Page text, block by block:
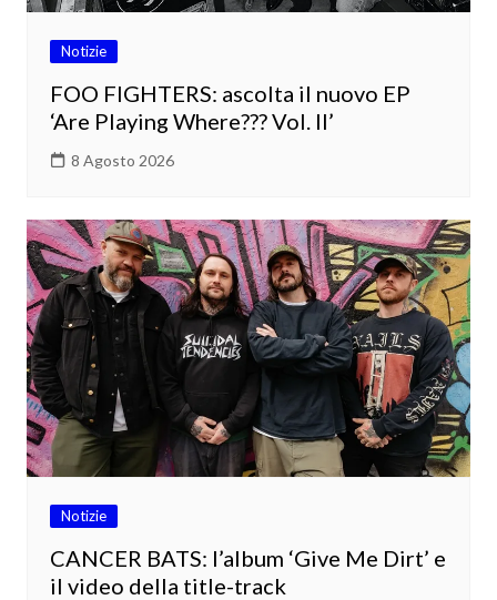
Notizie
FOO FIGHTERS: ascolta il nuovo EP
‘Are Playing Where??? Vol. II’
8 Agosto 2026
Notizie
CANCER BATS: l’album ‘Give Me Dirt’ e
il video della title-track